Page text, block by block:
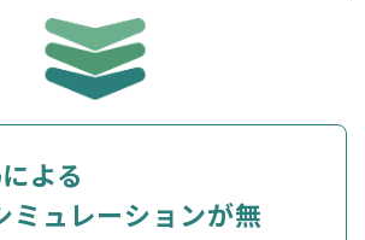
よる
ミュレーションが無